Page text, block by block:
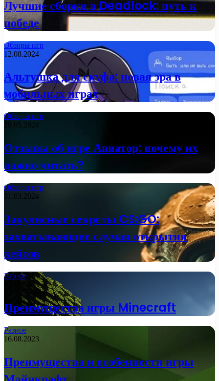
Лучшие сборки в Deadlock: путь к
победе
Обзоры игр
12.08.2024
Альтушка для скуфа: новая эра в
мобильных играх
Обзоры игр
29.05.2024
Отзывы об игре Авиатор: почему их
важно читать?
Обзоры игр
31.03.2024
Закулисные секреты CS:GO:
захватывающие случаи открытия
кейсов
Разное
02.12.2023
Преимущества игры Minecraft
Разное
16.08.2023
Преимущества и особенности игры